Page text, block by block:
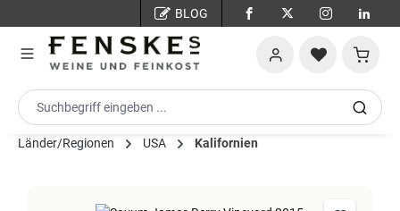
BLOG
Länder/Regionen USA Kalifornien